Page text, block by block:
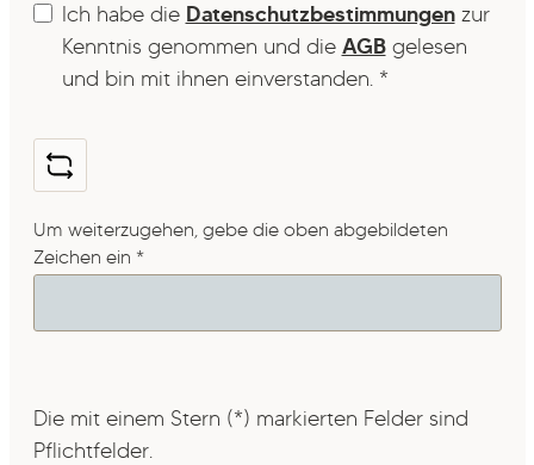
Ich habe die Datenschutzbestimmungenzur
Kenntnis genommen und die AGBgelesen
und bin mit ihnen einverstanden. *
Um weiterzugehen, gebe die oben abgebildeten
Zeichen ein *
Die mit einem Stern (*) markierten Felder sind
Pflichtfelder.